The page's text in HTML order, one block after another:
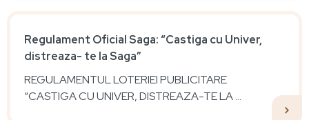
Regulament Oficial Saga: “Castiga cu Univer,
distreaza- te la Saga”
REGULAMENTUL LOTERIEI PUBLICITARE
“CASTIGA CU UNIVER, DISTREAZA-TE LA ...